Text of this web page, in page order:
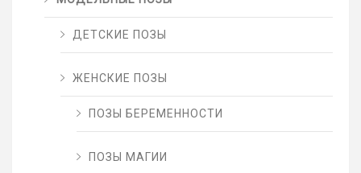
ДЕТСКИЕ ПОЗЫ
ЖЕНСКИЕ ПОЗЫ
ПОЗЫ БЕРЕМЕННОСТИ
ПОЗЫ МАГИИ